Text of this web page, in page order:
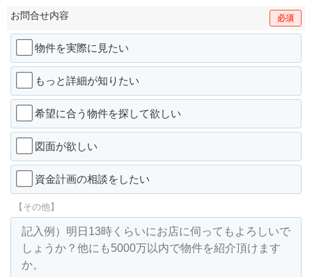
お問合せ内容 必須
物件を実際に見たい
もっと詳細が知りたい
希望に合う物件を探して欲しい
図面が欲しい
資金計画の相談をしたい
【その他】